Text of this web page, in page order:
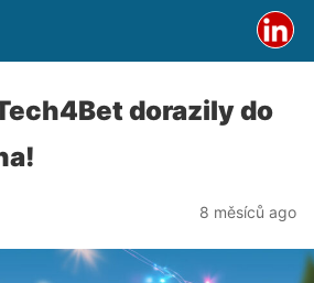
dorazily do
8 měsíců ago